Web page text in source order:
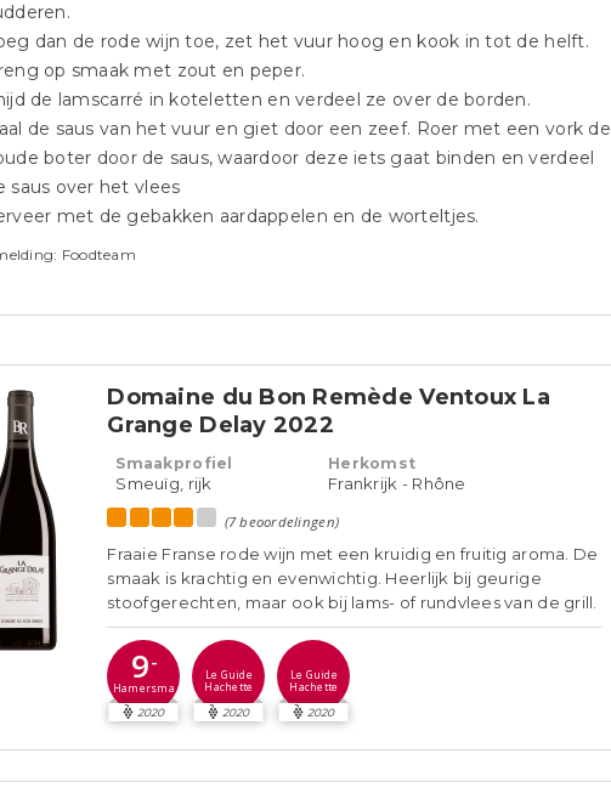
dan de rode wijn toe, zet het vuur hoog en kook in tot de helft.
op smaak met zout en peper.
de lamscarré in koteletten en verdeel ze over de borden.
de saus van het vuur en giet door een zeef. Roer met een vork de
boter door de saus, waardoor deze iets gaat binden en verdeel
saus over het vlees
met de gebakken aardappelen en de worteltjes.
Foodteam
Domaine du Bon Remède Ventoux La
Grange Delay 2022
Smaakprofiel
Smeuïg, rijk
Herkomst
Frankrijk - Rhône
(7 beoordelingen)
Fraaie Franse rode wijn met een kruidig en fruitig aroma. De
smaak is krachtig en evenwichtig. Heerlijk bij geurige
stoofgerechten, maar ook bij lams- of rundvlees van de grill.
9-
Hamersma
2020
Le Guide
Hachette
2020
Le Guide
Hachette
2020